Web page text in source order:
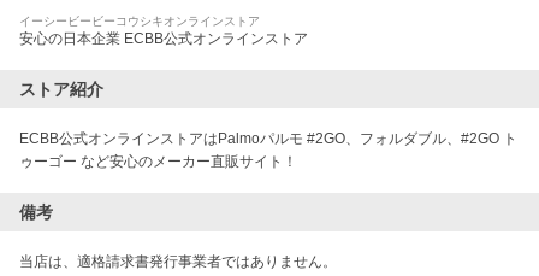
イーシービービーコウシキオンラインストア
安心の日本企業 ECBB公式オンラインストア
ストア紹介
ECBB公式オンラインストアはPalmoパルモ #2GO、フォルダブル、#2GO ト
備考
当店は、適格請求書発行事業者ではありません。